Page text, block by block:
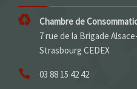
Chambre de
7 rue de la Brigade
Strasbourg CEDEX
03 88 15 42 42